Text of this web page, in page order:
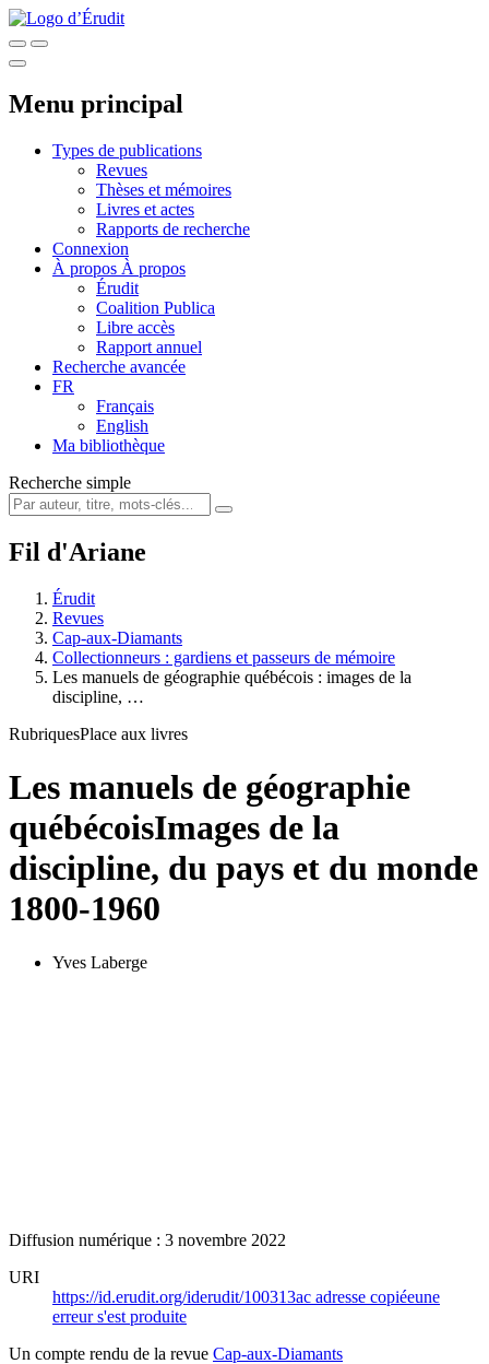
Menu principal
Types de publications
Revues
Thèses et mémoires
Livres et actes
Rapports de recherche
Connexion
À propos À propos
Érudit
Coalition Publica
Libre accès
Rapport annuel
Recherche avancée
FR
Français
English
Ma bibliothèque
Recherche simple
Fil d'Ariane
Érudit
Revues
Cap-aux-Diamants
Collectionneurs : gardiens et passeurs de mémoire
Les manuels de géographie québécois : images de la
discipline, …
RubriquesPlace aux livres
Les manuels de géographie
québécoisImages de la
discipline, du pays et du monde
1800-1960
Yves Laberge
Diffusion numérique : 3 novembre 2022
URI
https://id.erudit.org/iderudit/100313ac adresse copiéeune
erreur s'est produite
Un compte rendu de la revue Cap-aux-Diamants